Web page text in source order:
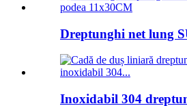
Dreptunghi net lung
Inoxidabil 304